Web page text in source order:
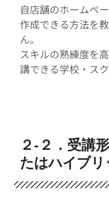
自店舗のホームペ
作成できる方法を
ん。
スキルの熟練度を
講できる学校・ス
２-２．受講
たはハイブリ